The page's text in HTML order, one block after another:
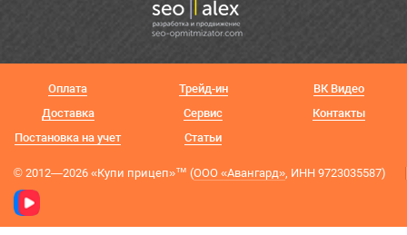
Оплата
Доставка
Постановка на учет
Трейд-ин
Сервис
Статьи
ВК Видео
Контакты
© 2012—2026 «Купи прицеп»™ (ООО «Авангард», ИНН 9723035587)